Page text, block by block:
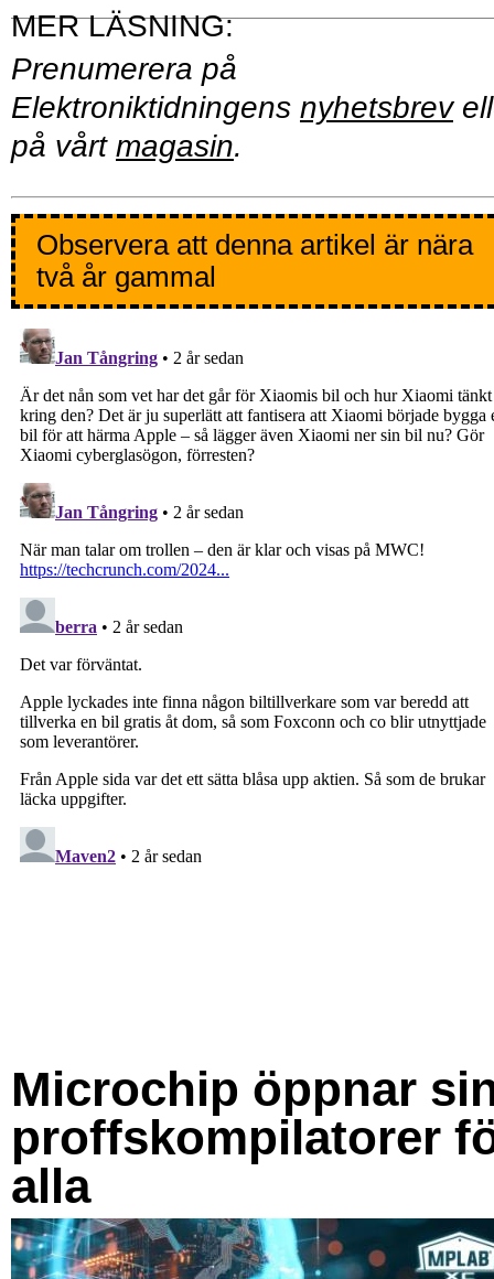
Prenumerera på
Elektroniktidningens nyhetsbrev
på vårt magasin.
Observera att denna artikel är nära
två år gammal
Microchip öppnar
proffskompilatorer
alla